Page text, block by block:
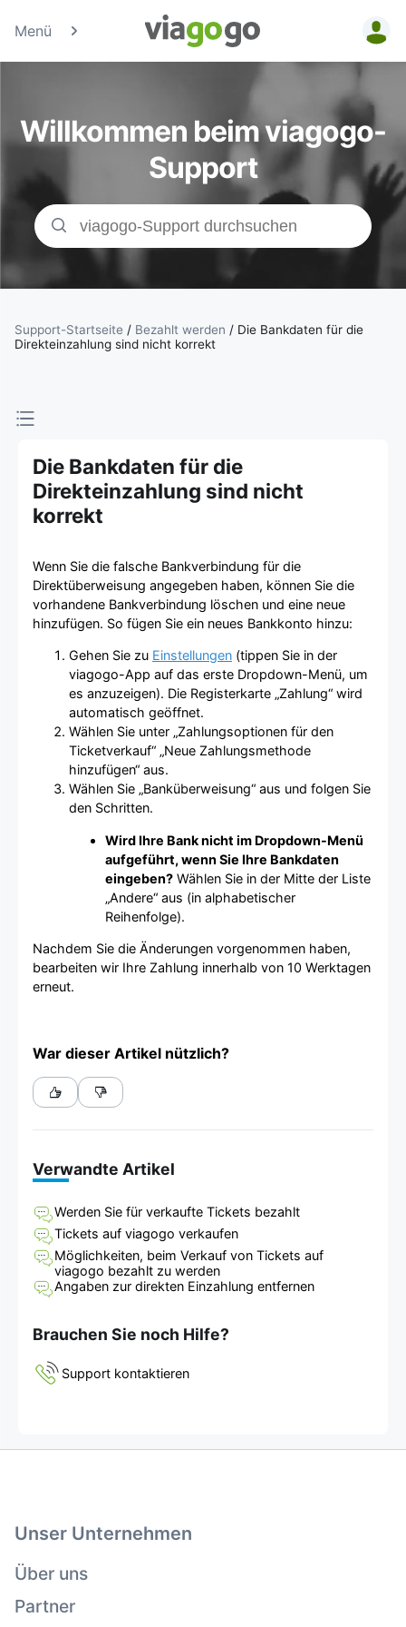
Menü
Tickets -
Konzert-,
&
| viagogo der
Willkommen beim viagogo-
Support
Support-Startseite / Bezahlt werden / Die Bankdaten für die
Direkteinzahlung sind nicht korrekt
Die Bankdaten für die
Direkteinzahlung sind nicht
korrekt
Wenn Sie die falsche Bankverbindung für die
Direktüberweisung angegeben haben, können Sie die
vorhandene Bankverbindung löschen und eine neue
hinzufügen. So fügen Sie ein neues Bankkonto hinzu:
Gehen Sie zu Einstellungen (tippen Sie in der
viagogo-App auf das erste Dropdown-Menü, um
es anzuzeigen). Die Registerkarte „Zahlung“ wird
automatisch geöffnet.
Wählen Sie unter „Zahlungsoptionen für den
Ticketverkauf“ „Neue Zahlungsmethode
hinzufügen“ aus.
Wählen Sie „Banküberweisung“ aus und folgen Sie
den Schritten.
Wird Ihre Bank nicht im Dropdown-Menü
aufgeführt, wenn Sie Ihre Bankdaten
eingeben? Wählen Sie in der Mitte der Liste
„Andere“ aus (in alphabetischer
Reihenfolge).
Nachdem Sie die Änderungen vorgenommen haben,
bearbeiten wir Ihre Zahlung innerhalb von 10 Werktagen
erneut.
War dieser Artikel nützlich?
Verwandte Artikel
Werden Sie für verkaufte Tickets bezahlt
Tickets auf viagogo verkaufen
Möglichkeiten, beim Verkauf von Tickets auf
viagogo bezahlt zu werden
Angaben zur direkten Einzahlung entfernen
Brauchen Sie noch Hilfe?
Support kontaktieren
Unser Unternehmen
Über uns
Partner